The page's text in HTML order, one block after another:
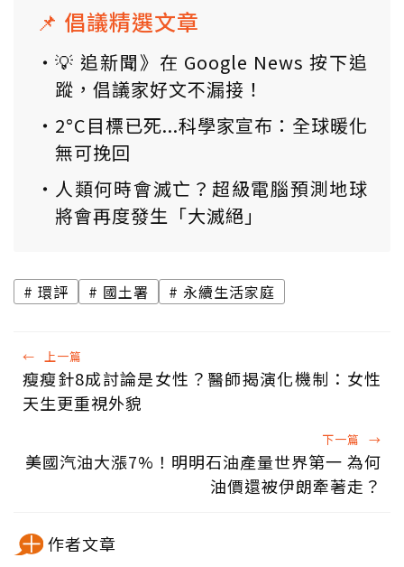
📌 倡議精選文章
💡 追新聞》在 Google News 按下追
蹤，倡議家好文不漏接！
2°C目標已死...科學家宣布：全球暖化
無可挽回
人類何時會滅亡？超級電腦預測地球
將會再度發生「大滅絕」
環評 國土署 永續生活家庭
← 上一篇
瘦瘦針8成討論是女性？醫師揭演化機制：女性
天生更重視外貌
下一篇 →
美國汽油大漲7%！明明石油產量世界第一 為何
油價還被伊朗牽著走？
作者文章